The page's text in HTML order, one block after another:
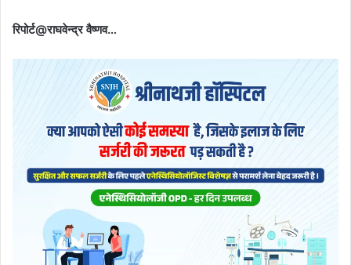
रिपोर्ट@राघवेन्द्र वैष्णव…